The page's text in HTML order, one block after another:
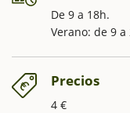
De 9 a 18h.
Verano: de 9 a
Precios
4 €